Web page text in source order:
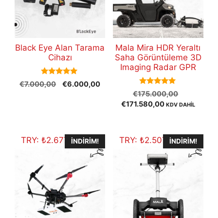
Black Eye Alan Tarama
Cihazı
5.00
out of 5
€7.000,00
Orijinal
€6.000,00Şu
Mala Mira HDR Yeraltı
Saha Görüntüleme 3D
Imaging Radar GPR
5.00
out of 5
€175.000,00
fiyat:
€171.580,00Şu
€171.580,00.
KDV DAHİL
TRY:₺2.677.964,30
İNDIRIM! TRY: ₺2.507.498,40
İNDIRIM!